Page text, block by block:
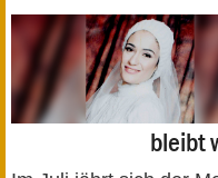
PANORAMA
bleibt